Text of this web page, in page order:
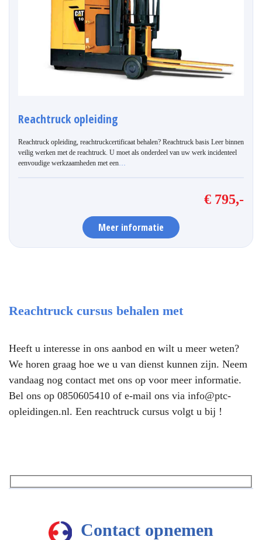
Reachtruck opleiding
Reachtruck opleiding, reachtruckcertificaat behalen? Reachtruck basis Leer binnen
veilig werken met de reachtruck. U moet als onderdeel van uw werk incidenteel
eenvoudige werkzaamheden met een…
€ 795,-
Meer informatie
Reachtruck cursus behalen met
Heeft u interesse in ons aanbod en wilt u meer weten?
We horen graag hoe we u van dienst kunnen zijn. Neem
vandaag nog contact met ons op voor meer informatie.
Bel ons op 0850605410 of e-mail ons via info@ptc-
opleidingen.nl. Een reachtruck cursus volgt u bij !
Contact opnemen